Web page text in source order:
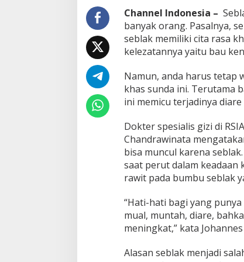
Channel Indonesia –
banyak orang. Pasalnya,
seblak memiliki cita rasa
kelezatannya yaitu bau
Namun, anda harus tetap
khas sunda ini. Terutama
ini memicu terjadinya
Dokter spesialis gizi di
Chandrawinata
bisa muncul karena
saat perut dalam keadaan
rawit pada bumbu seblak
“Hati-hati bagi yang
mual, muntah, diare,
meningkat,” kata
Alasan seblak menjadi